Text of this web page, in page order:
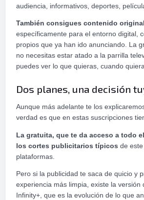
audiencia, informativos, deportes,
También consigues contenido original
específicamente para el entorno digital,
propios que ya han ido anunciando. La
no necesitas estar atado a la parrilla
puedes ver lo que quieras, cuando
Dos planes, una decisión
Aunque más adelante te los
verdad es que en estas suscripciones
La gratuita, que te da acceso a todo
los cortes publicitarios típicos de
plataformas.
Pero si la publicidad te saca de quicio y
experiencia más limpia, existe la versión
Infinity+, que es la evolución de lo que